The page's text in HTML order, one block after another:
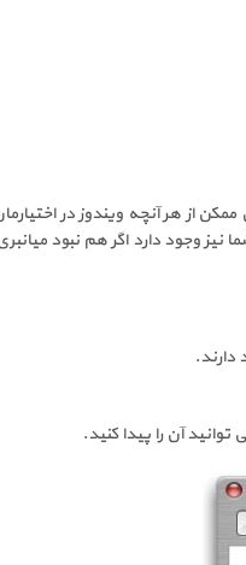
از هر آنچه ویندوز در
شما نیز وجود دارد اگر هم نبود
دارند.
توانید آن را پیدا کنید.